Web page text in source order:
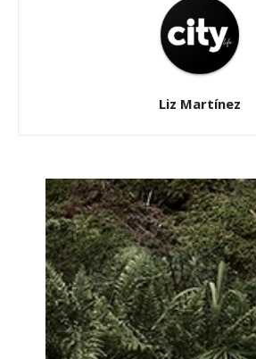
Liz Martínez